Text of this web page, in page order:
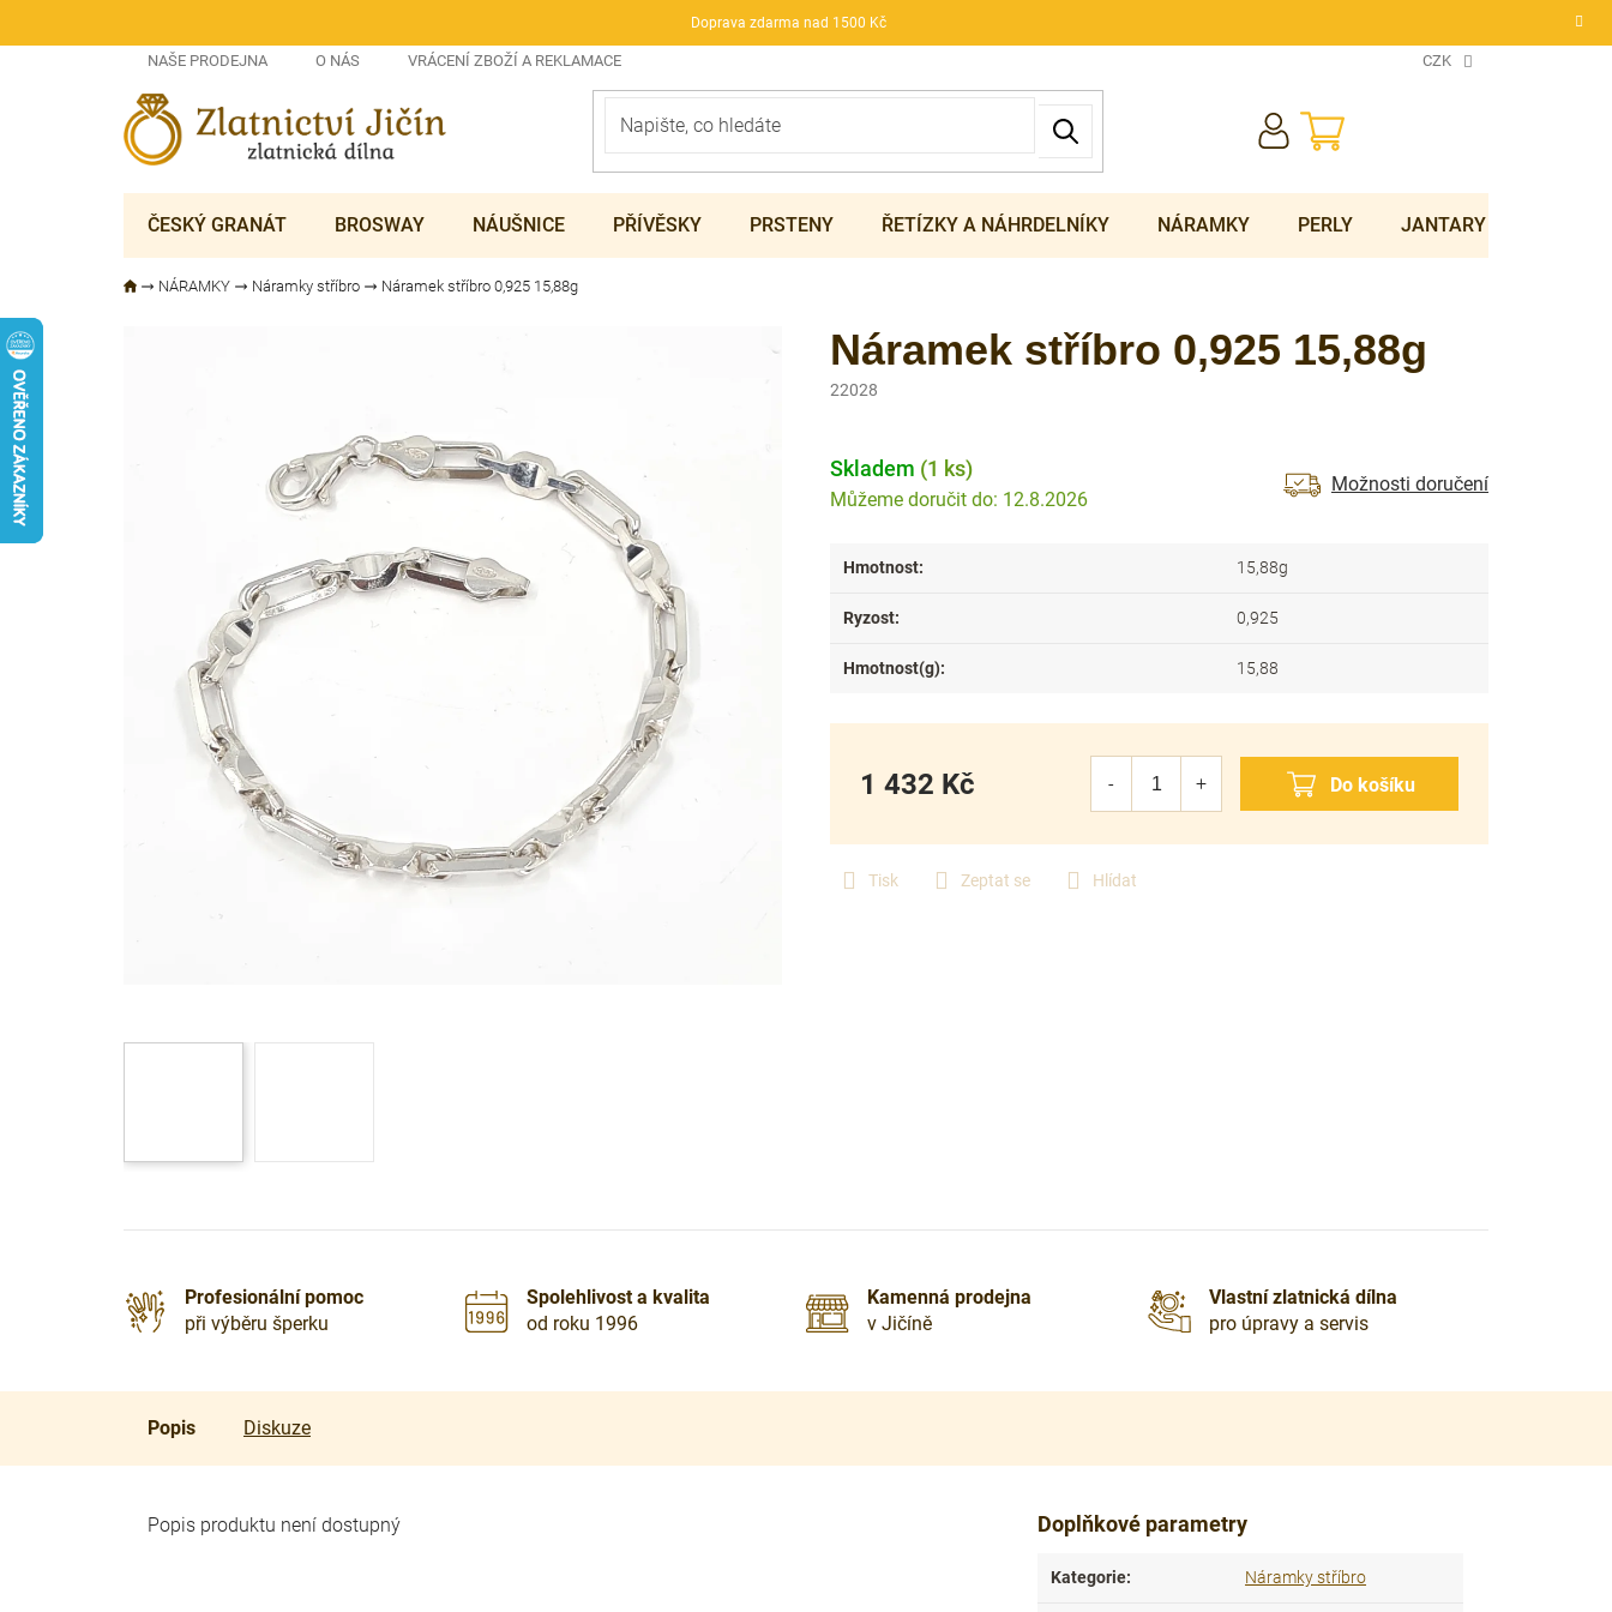
Doprava zdarma nad 1500 Kč
NAŠE PRODEJNA O NÁS VRÁCENÍ ZBOŽÍ A REKLAMACE CZK
NÁKUPNÍ
KOŠÍK
ČESKÝ GRANÁT BROSWAY NÁUŠNICE PŘÍVĚSKY PRSTENY ŘETÍZKY A NÁHRDELNÍKY NÁRAMKY PERLY JANTARY
NÁRAMKY Náramky stříbro Náramek stříbro 0,925 15,88g
Tisk Zeptat se Hlídat
Náramek stříbro 0,925 15,88g
22028
Skladem (1 ks)
12.8.2026
Možnosti doručení
1 432 Kč
Hmotnost: 15,88g
Ryzost: 0,925
Hmotnost(g): 15,88
Profesionální pomoc
při výběru šperku
Spolehlivost a kvalita
od roku 1996
Kamenná prodejna
v Jičíně
Vlastní zlatnická dílna
pro úpravy a servis
Popis Diskuze
Popis produktu není dostupný Doplňkové parametry
Kategorie: Náramky stříbro